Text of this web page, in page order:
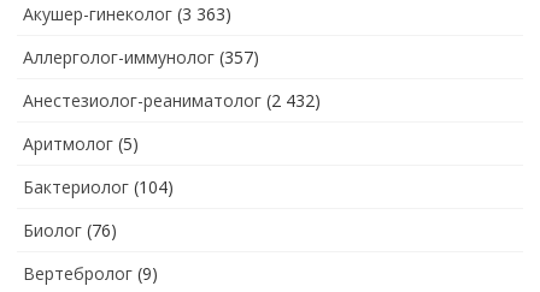
Акушер-гинеколог (3 363)
Аллерголог-иммунолог (357)
Анестезиолог-реаниматолог (2 432)
Аритмолог (5)
Бактериолог (104)
Биолог (76)
Вертебролог (9)